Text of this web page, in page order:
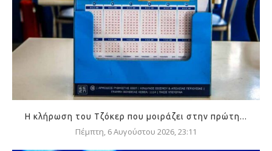
Η κλήρωση του Τζόκερ που μοιράζει στην πρώτη...
Πέμπτη, 6 Αυγούστου 2026, 23:11